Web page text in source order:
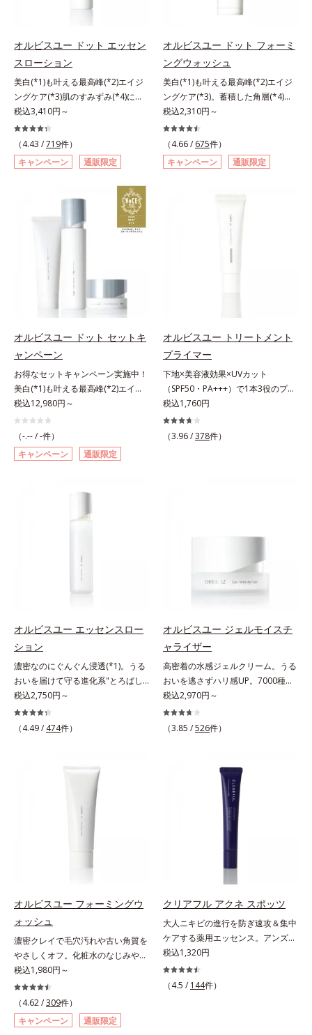
透をサポートし、角層すみずみをう
るおいで満たします。さらに“うる
おいの通り道”を作って化粧水のな
じみ感をUP。化粧水前に使うこと
で、普段の化粧水の手ごたえをより
実感できる、しっとり整った肌状態
へ。化粧水前に2プッシュ使うだけ
で、うるおいのすき間にぐんぐん入
り込み、うるおいで満ち満ちたハリ
のある美肌へと整えます。*1 クチ
ナシ果実エキス、ハトムギ種子エキ
ス、ユズ果実エキス、水添レシチ
ン、フィトステロールズ、（Ｃ１２
－２０）アルキルグルコシドの組み
合わせが初（2023年4月 Mintel社デ
ータベースによる当社調べ）*2 う
ーストステップのこと*4 細胞間脂
質に類似した構造*5 保湿成分
シリーズは美容成分(*7)として
「G.D.F.アクティベーター(*8)」を
配合。そして、従来から配合してい
る美白(*1)有効成分「トラネキサム
酸」を配合しました。さらに、シリ
ーズ共通の美容成分「GLルートブ
ースター(*9)」を配合することで、
肌のふっくら感や透明感を叶えま
す。美白ケアしながら多角的なエイ
ジングケアが叶うシリーズに。3ス
感を。効果的なシナジー設計で、あ
なたのエイジングケアを応援しま
す。*1 メラニンの生成を抑え、シ
ミ・ソバカスを防ぐ（ウォッシュを
乾燥による*7 保湿成分*8 ロニ
セラカエルレア果汁、ノバラエキス
配合＝うるおいを与えハリと透明感
に満ちた肌へ導く保湿成分*9 メマ
ツヨイグサ抽出液、スイカズラエキ
ス配合＝角層のすみずみまで水分・
油分を保ち、ハリ・ツヤを与える保
湿成分*10 気持ちのこと
オルビスユー ドット エッセン
スローション
美白(*1)も叶える最高峰(*2)エイジ
ングケア(*3)肌のすみずみ(*4)にし
みわたるうるおい充満ローション。
ハリも透明感(*5)も結果主義。年齢
サイン(*6)の因子に着目した肌科学
エイジングケア(*3)シリーズ。オル
ビスユー ドットシリーズは、年齢
による肌悩み一つ一つを対処するの
ではなく、肌で起きていることの根
本原因に着目。加齢とともに現れる
年齢サインについて研究を進めたと
リのなさ」や、くすみ(*7)などが現
れている状態である「透明感のな
さ」が、大人の肌印象に大きな影響
を与えていることがわかりました。
そこでオルビスユー ドットシリー
ズは美容成分(*8)として「G.D.F.ア
クティベーター(*9)」を配合。そし
て、従来から配合している美白(*1)
有効成分「トラネキサム酸」を配合
しました。さらに、シリーズ共通の
美容成分「GLルートブースター
(*10)」を配合することで、肌のふ
っくら感や透明感を叶えます。美白
ケアしながら多角的なエイジングケ
アが叶うシリーズに。3ステップで
果的なシナジー設計で、あなたのエ
ラニンの生成を抑え、シミ・ソバカ
湿力*3 年齢に応じたお手入れのこ
と*4 角層まで*5 うるおいによ
る*6 乾燥、ハリ・ツヤのなさ
ロニセラカエルレア果汁、ノバラエ
キス配合＝うるおいを与えハリと透
明感に満ちた肌へ導く保湿成分
*10 メマツヨイグサ抽出液、スイ
カズラエキス配合＝角層のすみずみ
まで水分・油分を保ち、ハリ・ツヤ
を与える保湿成分*11 気持ちのこ
と
税込3,410円～
（4.43 /719件）
キャンペーン
通販限定
オルビスユー ドット フォーミ
ングウォッシュ
美白(*1)も叶える最高峰(*2)エイジ
ングケア(*3)。蓄積した角層(*4)を
絡めとりくすみ(*5)を晴らす高密着
マイルドピーリング(*6)洗顔料。ハ
リも透明感(*7)も結果主義。年齢サ
イン(*8)の因子に着目した肌科学エ
イジングケア(*3)シリーズ。オルビ
よる肌悩み一つ一つを対処するので
はなく、肌で起きていることの根本
原因に着目。加齢とともに現れる年
齢サインについて研究を進めたとこ
えていることがわかりました。そこ
でオルビスユー ドットシリーズは
美容成分(*9)として「G.D.F.アクテ
ィベーター(*10)」を配合。そし
て、従来から配合している美白(*1)
有効成分「トラネキサム酸」を配合
しました。さらに、シリーズ共通の
美容成分「GLルートブースター
(*11)」を配合することで、肌のふ
ラニンの生成を抑え、シミ・ソバカ
オルビス内スキンケアシリーズの保
湿力*3 年齢に応じたお手入れのこ
と*4 剥がれずに肌に蓄積した古い
る物理的効果*7 うるおいによる
*8 乾燥、ハリ・ツヤのなさ*9
保湿成分*10 ロニセラカエルレア
果汁、ノバラエキス配合＝うるおい
を与えハリと透明感に満ちた肌へ導
く保湿成分*11 メマツヨイグサ抽
出液、スイカズラエキス配合＝角層
のすみずみまで水分・油分を保ち、
税込2,310円～
（4.66 / 675件）
キャンペーン
通販限定
オルビスユー ドット セットキ
ャンペーン
お得なセットキャンペーン実施中！
美白(*1)も叶える最高峰(*2)エイジ
ングケア(*3)。ハリも透明感(*4)も
結果主義。年齢サイン(*5)の因子に
着目した肌科学エイジングケア(*3)
シリーズ。オルビスユー ドットシ
リーズは、年齢による肌悩み一つ一
ていることの根本原因に着目。加齢
いて研究を進めたところ、弾力感の
ある「透明感のなさ」が現れること
で大人の肌印象に大きな影響を与え
ていることが分かりました。そこで
容成分(*7)として「G.D.F.アクティ
ベーター(*8)」を配合。そして、従
来から配合している美白有効成分
「トラネキサム酸」を配合しまし
た。さらに、シリーズ共通の美容成
分(*7)「GLルートブースター(*9)」
を配合することで、肌のふっくら感
や透明感を叶えます。美白ケアしな
(*10)のハリと透明感を。効果的な
シナジー設計で、あなたのエイジン
グケアを応援します。*1 メラニン
の生成を抑え、シミ・ソバカスを防
ぐ（ウォッシュ除く）*2 オルビス
年齢に応じたお手入れのこと*4 う
るおいによる*5 乾燥、ハリ・ツヤ
ロニセラカエルレア果汁、ノバラエ
キス配合＝うるおいを与えハリと透
明感に満ちた肌へ導く保湿成分*9
メマツヨイグサ抽出液、スイカズラ
エキス配合＝角層のすみずみまで水
分・油分を保ち、ハリ・ツヤを与え
る保湿成分*10 気持ちのこと各商品
の詳しい情報は商品ページをご覧く
ださい。・BEAUTY夏祭りは、こち
税込12,980円～
（-.-- / -件）
キャンペーン
通販限定
オルビスユー トリートメント
プライマー
下地×美容液効果×UVカット
（SPF50・PA+++）で1本3役のプラ
イマー。凹凸をつるんとなめらかに
(*1)整え、化粧ノリUPの高機能化粧
下地。“塗るたび高まる、素肌の美
分が肌全層(*2)に働きかけて、肌の
クリームのようにぴたっと密着。乾
燥による小ジワを目立たなく(*1)
し、つるんとしたハリ肌に仕上げま
と光を拡散させ、メイク×スキンケ
アのW効果で軽やかな美肌を印象づ
けます。紫外線吸収剤フリーなのに
高SPF値、さらにスキンプロテクト
複合成分(*3)が、ブルーライト、紫
外線、大気中の微粒子汚れなどの外
的ダメージから肌表面をガードしま
す。【カバー効果】保湿性凹凸カバ
すい肌にうるおいを届けながら、光
拡散効果で乾燥小ジワや毛穴もカバ
ーします。【ラスティング効果】皮
脂選択テカリ防止成分(*5)テカリの
主成分を選択的に吸収し、うるおい
はしっかり残すことでカバー力を保
層の範囲内*3 スキンプロテクト※
複合成分配合＝肌を保護し、乾燥を
防ぐ複合成分 ※ ビルベリー葉エ
皮エキス*4 グリセリルグルコシド
（保湿成分）、（ジメチコン／ビニ
ルジメチコン）クロスポリマー、ジ
メチコン（カバー成分）*5 アクリ
レーツコポリマー
税込1,760円
（3.96 /378件）
オルビスユー エッセンスロー
ション
濃密なのにぐんぐん浸透(*1)。うる
おいを届けて守る進化系"とろぱし
ゃ"ローション。7000種を超える成
分から厳選し、「うるおいの質
(*1)」に着目した初期エイジングケ
ーチする初期エイジングケアシリー
ズです。「うるおいの質」に着目
し、肌荒れを予防しながらうるおい
に満ちた美しい肌へと導きます。ポ
ーラ・オルビスグループ独自の肌荒
濃度で配合。角層のバリア機能にア
にゆらがない肌を叶えます。そし
成分「MCアクティベーター
(*5)」。肌のうるおいを引き出し・
高めて、ハリ感あふれる肌へと導き
ます。うるおいに満ちたゆらがない
肌をご体感いただくために設計され
た3ステップで、いつも力強く美し
くあり続けるあなたを応援します。
税込2,750円～
（4.49 / 474件）
オルビスユー ジェルモイスチ
ャライザー
高密着の水感ジェルクリーム。うる
おいを逃さずハリ感UP。7000種を
超える成分から厳選し、「うるおい
の質(*1)」に着目した初期エイジン
グケア(*2)シリーズオルビスユーは
リーズです。「うるおいの質」に着
目し、肌荒れを予防しながらうるお
いに満ちた美しい肌へと導きます。
ポーラ・オルビスグループ独自の肌
荒れ防止有効成分として、「DF-パ
ンテノール(*3)」を国内唯一(*4)、
アプローチして肌荒れを防ぎ、肌不
調にゆらがない肌を叶えます。そし
て、独自研究に基づいたアプローチ
(*5)」。肌のうるおいを引き出し・
高めて、ハリ感あふれる肌へと導き
ます。うるおいに満ちたゆらがない
肌をご体感いただくために設計され
た3ステップで、いつも力強く美し
税込2,970円～
（3.85 /526件）
オルビスユー フォーミングウ
ォッシュ
濃密クレイで毛穴汚れや古い角質を
やさしくオフ。化粧水のなじみやす
い肌に。7000種を超える成分から
厳選し、「うるおいの質(*1)」に着
目した初期エイジングケア(*2)シリ
ーズオルビスユーは肌本来のうるお
いやバリア機能にアプローチする初
税込1,980円～
（4.62 /309件）
キャンペーン
通販限定
クリアフル アクネ スポッツ
大人ニキビの進行を防ぎ速攻＆集中
ケアする薬用エッセンス。アンズ果
汁が角層をやわらかくほぐして、毛
穴づまりを防ぎ、薬用成分を素早く
浸透させます。さらにイオウ、グリ
税込1,320円
（4.5 / 144件）